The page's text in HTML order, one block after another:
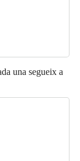
una segueix a